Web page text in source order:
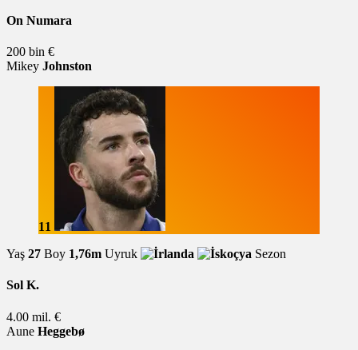
On Numara
200 bin €
Mikey Johnston
11
Yaş 27 Boy 1,76m Uyruk Sezon
Sol K.
4.00 mil. €
Aune Heggebø